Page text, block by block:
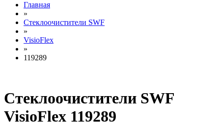
Главная
»
Стеклоочистители SWF
»
VisioFlex
»
119289
Стеклоочистители SWF
VisioFlex 119289